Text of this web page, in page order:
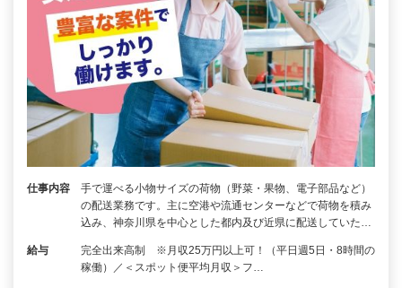
仕事内容
手で運べる小物サイズの荷物（野菜・果物、電子部品など）
の配送業務です。主に空港や流通センターなどで荷物を積み
込み、神奈川県を中心とした都内及び近県に配送していた…
給与
完全出来高制 ※月収25万円以上可！（平日週5日・8時間の
稼働）／＜スポット便平均月収＞フ…